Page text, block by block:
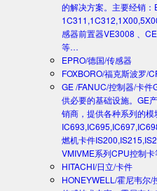
的解决方案。主要经销
感器前置器VE3008 、
等…
EPRO/德国/传感器
FOXBORO/福克斯波罗/
GE /FANUC/控制器/卡件
供必要的基础设施。GE
销商，提供各种系列的
燃机卡件
VMIVME系列CPU控制卡
HITACHI/日立/卡件
HONEYWELL/霍尼韦尔/